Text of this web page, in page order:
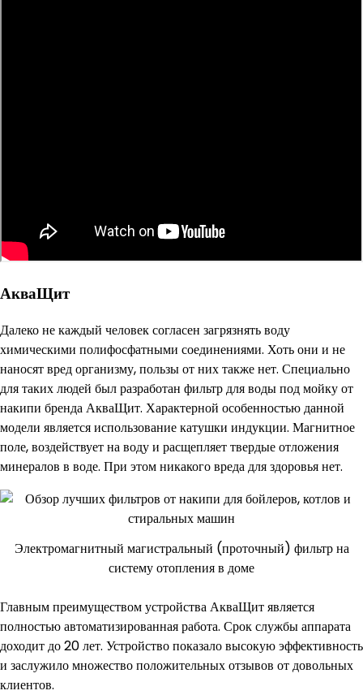
АкваЩит
Далеко не каждый человек согласен загрязнять воду
химическими полифосфатными соединениями. Хоть они и не
наносят вред организму, пользы от них также нет. Специально
для таких людей был разработан фильтр для воды под мойку от
накипи бренда АкваЩит. Характерной особенностью данной
модели является использование катушки индукции. Магнитное
поле, воздействует на воду и расщепляет твердые отложения
минералов в воде. При этом никакого вреда для здоровья нет.
Электромагнитный магистральный (проточный) фильтр на
систему отопления в доме
Главным преимуществом устройства АкваЩит является
полностью автоматизированная работа. Срок службы аппарата
доходит до 20 лет. Устройство показало высокую эффективность
и заслужило множество положительных отзывов от довольных
клиентов.